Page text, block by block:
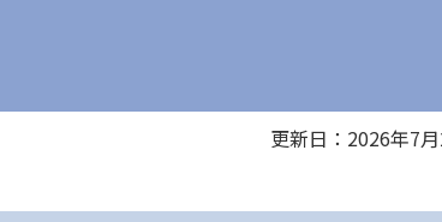
更新日：2026年7